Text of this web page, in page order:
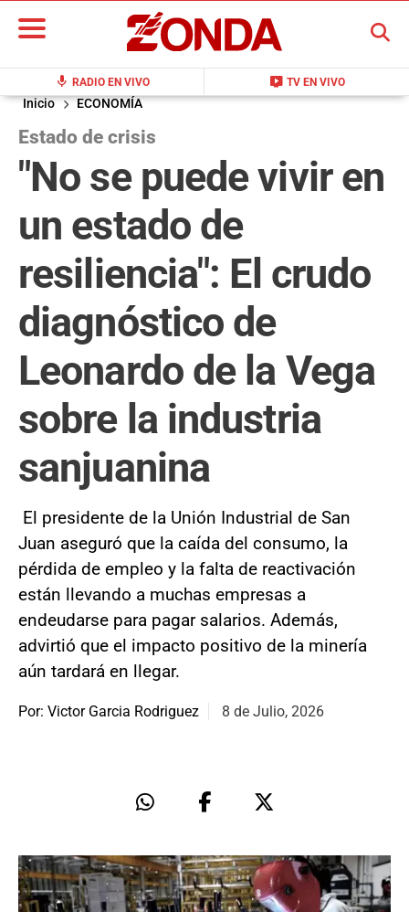
mic RADIO EN VIVO live_tv TV EN VIVO
BUSCAR
Inicio ECONOMÍA
Estado de crisis
"No se puede vivir en
un estado de
resiliencia": El crudo
diagnóstico de
Leonardo de la Vega
sobre la industria
sanjuanina
El presidente de la Unión Industrial de San
Juan aseguró que la caída del consumo, la
pérdida de empleo y la falta de reactivación
están llevando a muchas empresas a
endeudarse para pagar salarios. Además,
advirtió que el impacto positivo de la minería
aún tardará en llegar.
Por: Victor Garcia Rodriguez 8 de Julio, 2026